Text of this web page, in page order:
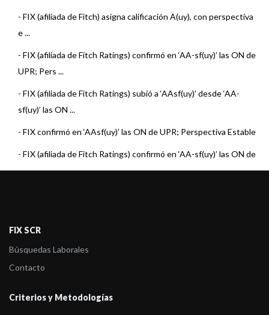
- FIX (afiliada de Fitch) asigna calificación A(uy), con perspectiva
e ...
- FIX (afiliada de Fitch Ratings) confirmó en ‘AA-sf(uy)’ las ON de
UPR; Pers ...
- FIX (afiliada de Fitch Ratings) subió a ‘AAsf(uy)’ desde ‘AA-
sf(uy)’ las ON ...
- FIX confirmó en ‘AAsf(uy)’ las ON de UPR; Perspectiva Estable
- FIX (afiliada de Fitch Ratings) confirmó en ‘AA-sf(uy)’ las ON de
UPR; Pers ...
FIX SCR
Búsquedas Laborales
Contacto
Criterios y Metodologías